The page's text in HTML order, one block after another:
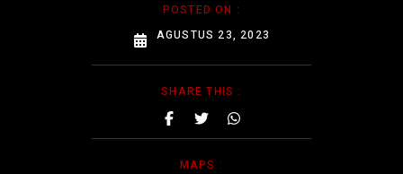
POSTED ON :
AGUSTUS 23, 2023
SHARE THIS :
MAPS :